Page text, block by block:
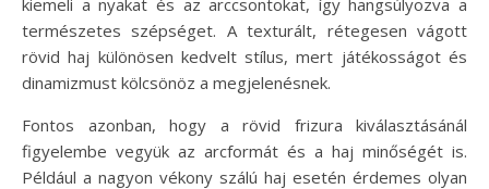
kiemeli a nyakat és az arccsontokat, így hangsúlyozva a
természetes szépséget. A texturált, rétegesen vágott
rövid haj különösen kedvelt stílus, mert játékosságot és
dinamizmust kölcsönöz a megjelenésnek.
Fontos azonban, hogy a rövid frizura kiválasztásánál
figyelembe vegyük az arcformát és a haj minőségét is.
Például a nagyon vékony szálú haj esetén érdemes olyan